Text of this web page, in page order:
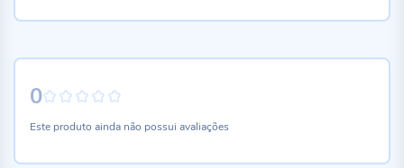
0
Este produto ainda não possui avaliações